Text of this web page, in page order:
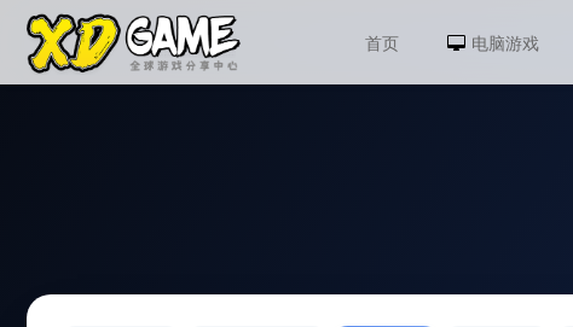
首页 电脑游戏